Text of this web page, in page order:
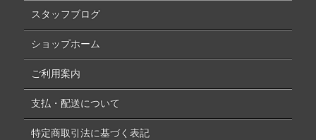
スタッフブログ
ショップホーム
ご利用案内
支払・配送について
特定商取引法に基づく表記